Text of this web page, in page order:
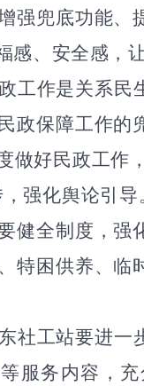
强兜底功能
感、安全感，
工作是关系民
政保障工作的
做好民政工作
，强化舆论引
健全制度，
特困供养、
社工站要进一
服务内容，